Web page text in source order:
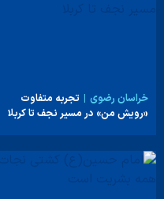
خراسان رضوی
تجربه متفاوت
«رویش من» در مسیر نجف تا کربلا